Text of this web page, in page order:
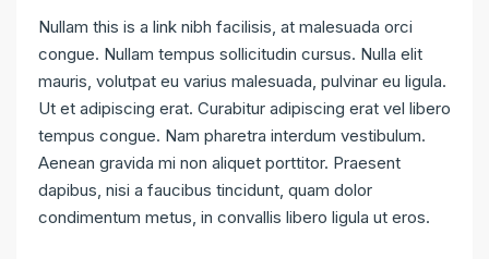
Nullam this is a link nibh facilisis, at malesuada orci
congue. Nullam tempus sollicitudin cursus. Nulla elit
mauris, volutpat eu varius malesuada, pulvinar eu ligula.
Ut et adipiscing erat. Curabitur adipiscing erat vel libero
tempus congue. Nam pharetra interdum vestibulum.
Aenean gravida mi non aliquet porttitor. Praesent
dapibus, nisi a faucibus tincidunt, quam dolor
condimentum metus, in convallis libero ligula ut eros.